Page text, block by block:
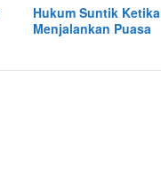
Hukum Suntik Ketika
Menjalankan Puasa